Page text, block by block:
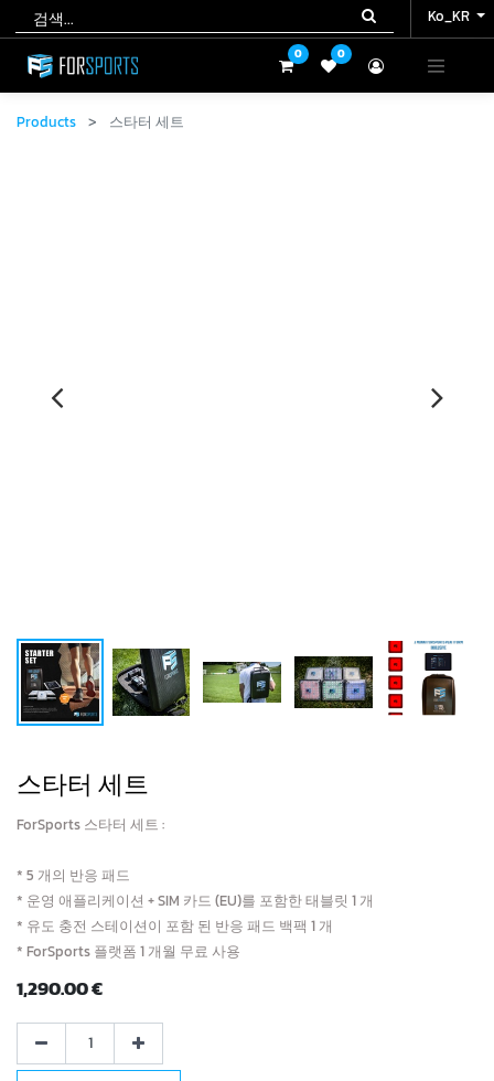
Ko_KR
0 0
Ko_KR
0 0
Products 스타터 세트
스타터 세트
ForSports 스타터 세트 :
* 5 개의 반응 패드
* 운영 애플리케이션 + SIM 카드 (EU)를 포함한 태블릿 1 개
* 유도 충전 스테이션이 포함 된 반응 패드 백팩 1 개
* ForSports 플랫폼 1 개월 무료 사용
1,290.00€